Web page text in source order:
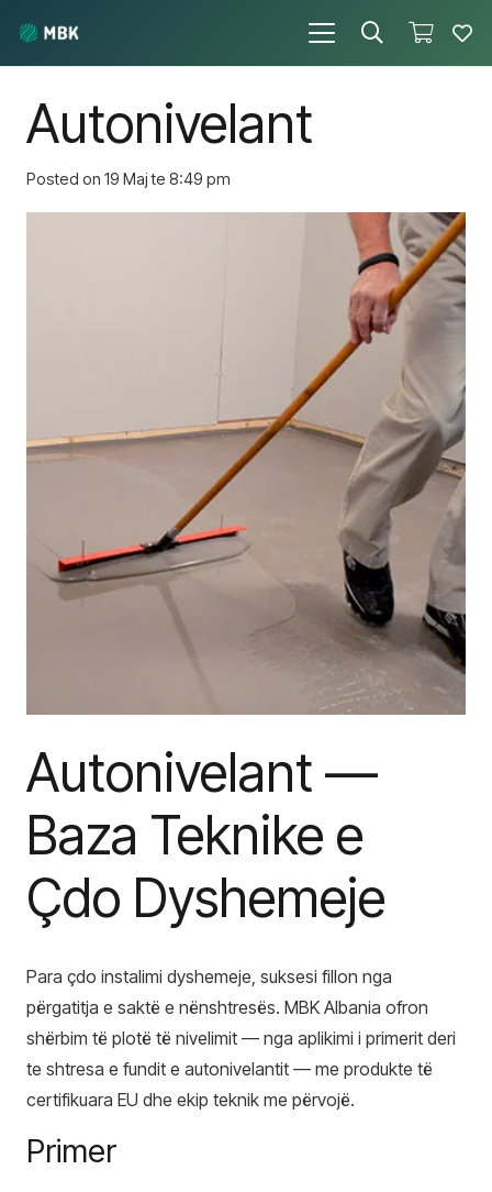
Autonivelant
Posted on 19 Maj te 8:49 pm
Autonivelant —
Baza Teknike e
Çdo Dyshemeje
Para çdo instalimi dyshemeje, suksesi fillon nga
përgatitja e saktë e nënshtresës. MBK Albania ofron
shërbim të plotë të nivelimit — nga aplikimi i primerit deri
te shtresa e fundit e autonivelantit — me produkte të
certifikuara EU dhe ekip teknik me përvojë.
Primer